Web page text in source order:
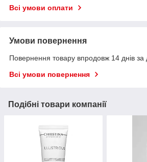
Всі умови оплати
Умови повернення
Повернення товару впродовж 14 днів за
Всі умови повернення
Подібні товари компанії